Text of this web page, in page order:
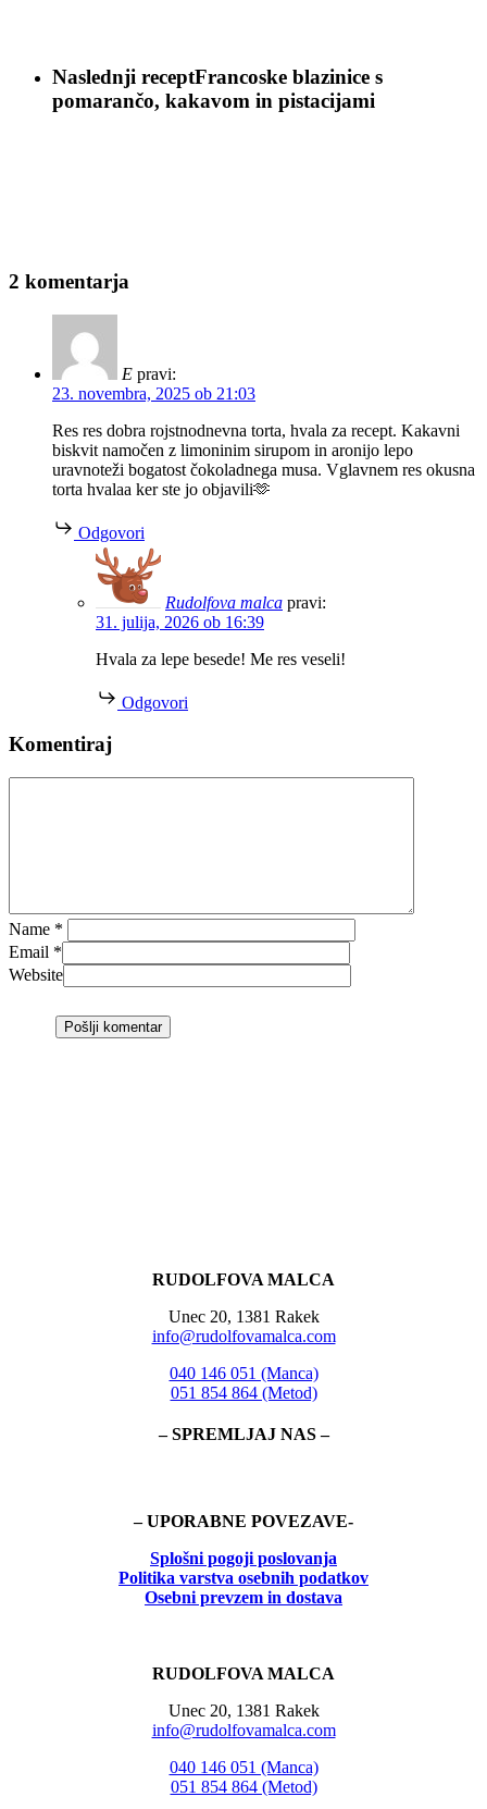
Naslednji receptFrancoske blazinice s
pomarančo, kakavom in pistacijami
2 komentarja
E pravi:
23. novembra, 2025 ob 21:03
Res res dobra rojstnodnevna torta, hvala za recept. Kakavni
biskvit namočen z limoninim sirupom in aronijo lepo
uravnoteži bogatost čokoladnega musa. Vglavnem res okusna
torta hvalaa ker ste jo objavili🫶
Odgovori
Rudolfova malca pravi:
31. julija, 2026 ob 16:39
Hvala za lepe besede! Me res veseli!
Odgovori
Komentiraj
Name *
Email *
Website
RUDOLFOVA MALCA
Unec 20, 1381 Rakek
info@rudolfovamalca.com
040 146 051 (Manca)
051 854 864 (Metod)
– SPREMLJAJ NAS –
– UPORABNE POVEZAVE-
Splošni pogoji poslovanja
Politika varstva osebnih podatkov
Osebni prevzem in dostava
RUDOLFOVA MALCA
Unec 20, 1381 Rakek
info@rudolfovamalca.com
040 146 051 (Manca)
051 854 864 (Metod)